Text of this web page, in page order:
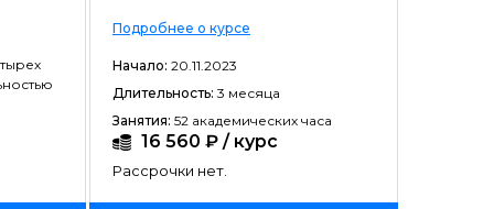
Начало ↓
Длительность ↑
Длительность ↓
Подробнее о курсе
Начало: 20.11.2023
Длительность: 3 месяца
Занятия: 52 академических часа
16 560 ₽ / курс
Рассрочки нет.